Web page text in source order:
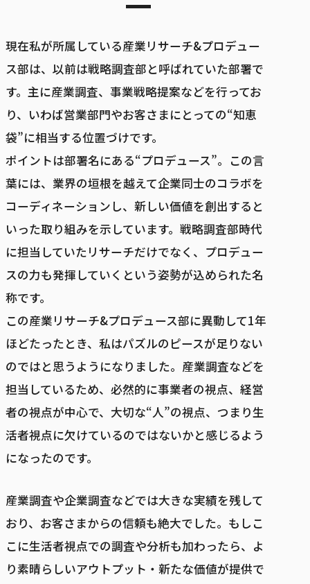
現在私が所属している産業リサーチ&プロデュー
ス部は、以前は戦略調査部と呼ばれていた部署で
す。主に産業調査、事業戦略提案などを行ってお
り、いわば営業部門やお客さまにとっての“知恵
袋”に相当する位置づけです。
ポイントは部署名にある“プロデュース”。この言
葉には、業界の垣根を越えて企業同士のコラボを
コーディネーションし、新しい価値を創出すると
いった取り組みを示しています。戦略調査部時代
に担当していたリサーチだけでなく、プロデュー
スの力も発揮していくという姿勢が込められた名
称です。
この産業リサーチ&プロデュース部に異動して1年
ほどたったとき、私はパズルのピースが足りない
のではと思うようになりました。産業調査などを
担当しているため、必然的に事業者の視点、経営
者の視点が中心で、大切な“人”の視点、つまり生
活者視点に欠けているのではないかと感じるよう
になったのです。
産業調査や企業調査などでは大きな実績を残して
おり、お客さまからの信頼も絶大でした。もしこ
こに生活者視点での調査や分析も加わったら、よ
り素晴らしいアウトプット・新たな価値が提供で